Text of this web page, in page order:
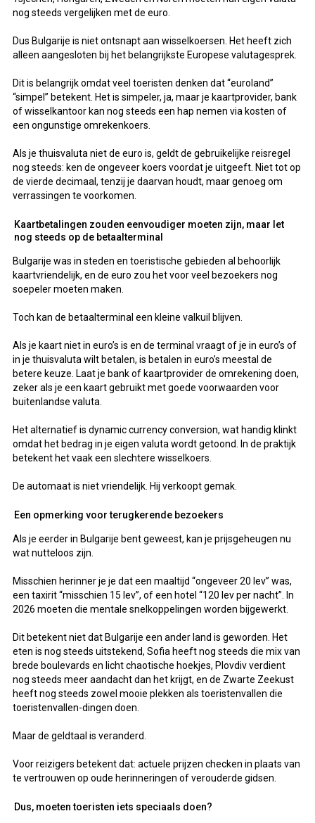
nog steeds vergelijken met de euro.
Dus Bulgarije is niet ontsnapt aan wisselkoersen. Het heeft zich
alleen aangesloten bij het belangrijkste Europese valutagesprek.
Dit is belangrijk omdat veel toeristen denken dat “euroland”
“simpel” betekent. Het is simpeler, ja, maar je kaartprovider, bank
of wisselkantoor kan nog steeds een hap nemen via kosten of
een ongunstige omrekenkoers.
Als je thuisvaluta niet de euro is, geldt de gebruikelijke reisregel
nog steeds: ken de ongeveer koers voordat je uitgeeft. Niet tot op
de vierde decimaal, tenzij je daarvan houdt, maar genoeg om
verrassingen te voorkomen.
Kaartbetalingen zouden eenvoudiger moeten zijn, maar let
nog steeds op de betaalterminal
Bulgarije was in steden en toeristische gebieden al behoorlijk
kaartvriendelijk, en de euro zou het voor veel bezoekers nog
soepeler moeten maken.
Toch kan de betaalterminal een kleine valkuil blijven.
Als je kaart niet in euro’s is en de terminal vraagt of je in euro’s of
in je thuisvaluta wilt betalen, is betalen in euro’s meestal de
betere keuze. Laat je bank of kaartprovider de omrekening doen,
zeker als je een kaart gebruikt met goede voorwaarden voor
buitenlandse valuta.
Het alternatief is dynamic currency conversion, wat handig klinkt
omdat het bedrag in je eigen valuta wordt getoond. In de praktijk
betekent het vaak een slechtere wisselkoers.
De automaat is niet vriendelijk. Hij verkoopt gemak.
Een opmerking voor terugkerende bezoekers
Als je eerder in Bulgarije bent geweest, kan je prijsgeheugen nu
wat nutteloos zijn.
Misschien herinner je je dat een maaltijd “ongeveer 20 lev” was,
een taxirit “misschien 15 lev”, of een hotel “120 lev per nacht”. In
2026 moeten die mentale snelkoppelingen worden bijgewerkt.
Dit betekent niet dat Bulgarije een ander land is geworden. Het
eten is nog steeds uitstekend, Sofia heeft nog steeds die mix van
brede boulevards en licht chaotische hoekjes, Plovdiv verdient
nog steeds meer aandacht dan het krijgt, en de Zwarte Zeekust
heeft nog steeds zowel mooie plekken als toeristenvallen die
toeristenvallen-dingen doen.
Maar de geldtaal is veranderd.
Voor reizigers betekent dat: actuele prijzen checken in plaats van
te vertrouwen op oude herinneringen of verouderde gidsen.
Dus, moeten toeristen iets speciaals doen?